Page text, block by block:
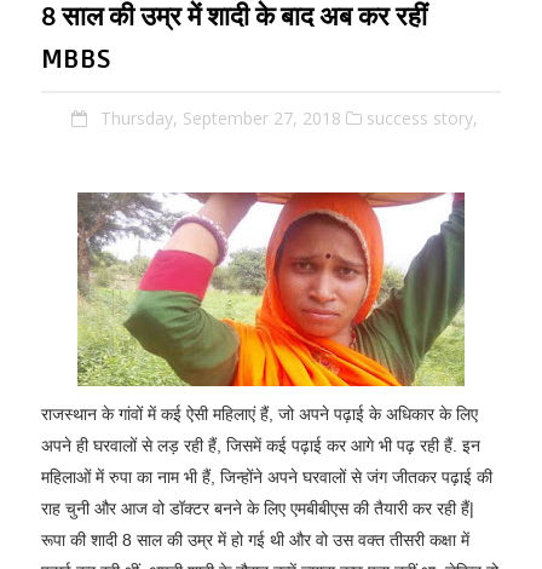
8 साल की उम्र में शादी के बाद अब कर रहीं
MBBS
Thursday, September 27, 2018 success story,
राजस्थान के गांवों में कई ऐसी महिलाएं हैं, जो अपने पढ़ाई के अधिकार के लिए
अपने ही घरवालों से लड़ रही हैं, जिसमें कई पढ़ाई कर आगे भी पढ़ रही हैं. इन
महिलाओं में रुपा का नाम भी हैं, जिन्होंने अपने घरवालों से जंग जीतकर पढ़ाई की
राह चुनी और आज वो डॉक्टर बनने के लिए एमबीबीएस की तैयारी कर रही हैं|
रूपा की शादी 8 साल की उम्र में हो गई थी और वो उस वक्त तीसरी कक्षा में